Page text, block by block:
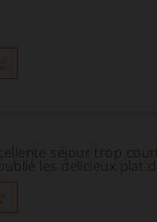
sejour trop
les delicieux plat